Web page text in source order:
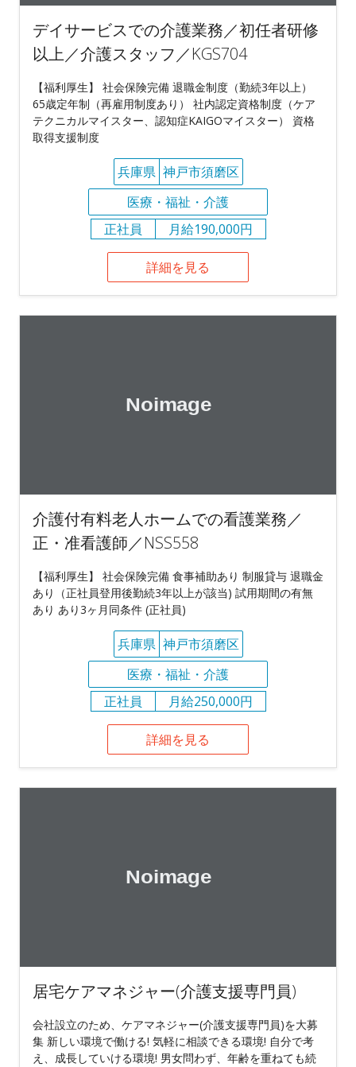
デイサービスでの介護業務／初任者研修
以上／介護スタッフ／KGS704
【福利厚生】 社会保険完備 退職金制度（勤続3年以上）
65歳定年制（再雇用制度あり） 社内認定資格制度（ケア
テクニカルマイスター、認知症KAIGOマイスター） 資格
取得支援制度
兵庫県 神戸市須磨区
医療・福祉・介護
正社員
月給190,000円
詳細を見る
介護付有料老人ホームでの看護業務／
正・准看護師／NSS558
【福利厚生】 社会保険完備 食事補助あり 制服貸与 退職金
あり（正社員登用後勤続3年以上が該当) 試用期間の有無
あり あり3ヶ月同条件 (正社員)
兵庫県 神戸市須磨区
医療・福祉・介護
正社員
月給250,000円
詳細を見る
居宅ケアマネジャー(介護支援専門員)
会社設立のため、ケアマネジャー(介護支援専門員)を大募
集 新しい環境で働ける! 気軽に相談できる環境! 自分で考
え、成長していける環境! 男女問わず、年齢を重ねても続